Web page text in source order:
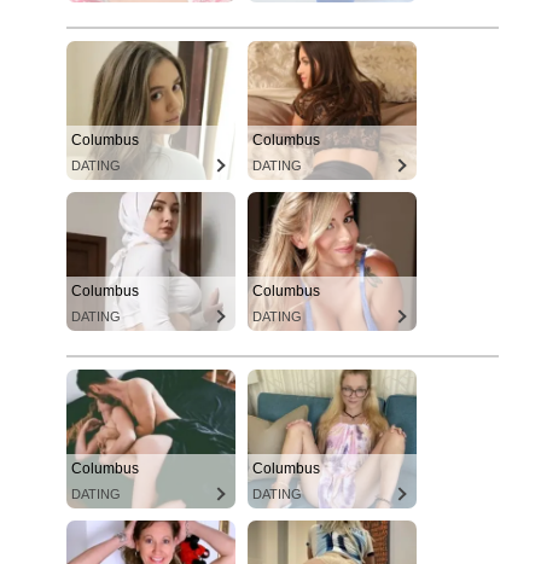
Columbus
DATING
Columbus
DATING
Columbus
DATING
Columbus
DATING
Columbus
DATING
Columbus
DATING